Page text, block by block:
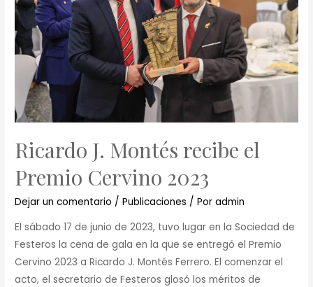
Ricardo J. Montés recibe el
Premio Cervino 2023
Dejar un comentario /Publicaciones / Poradmin
El sábado 17 de junio de 2023, tuvo lugar en la Sociedad de
Festeros la cena de gala en la que se entregó el Premio
Cervino 2023 a Ricardo J. Montés Ferrero. El comenzar el
acto, el secretario de Festeros glosó los méritos de